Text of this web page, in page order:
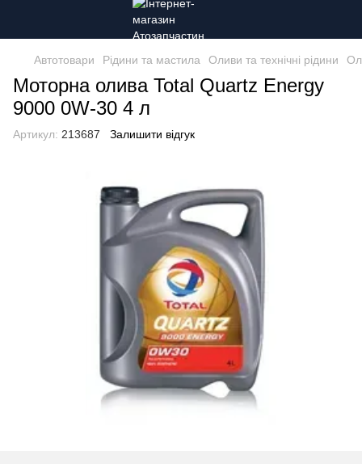
Автотовари Рідини та мастила Оливи та технічні рідини
Моторна олива Total Quartz Energy
9000 0W-30 4 л
Артикул: 213687 Залишити відгук